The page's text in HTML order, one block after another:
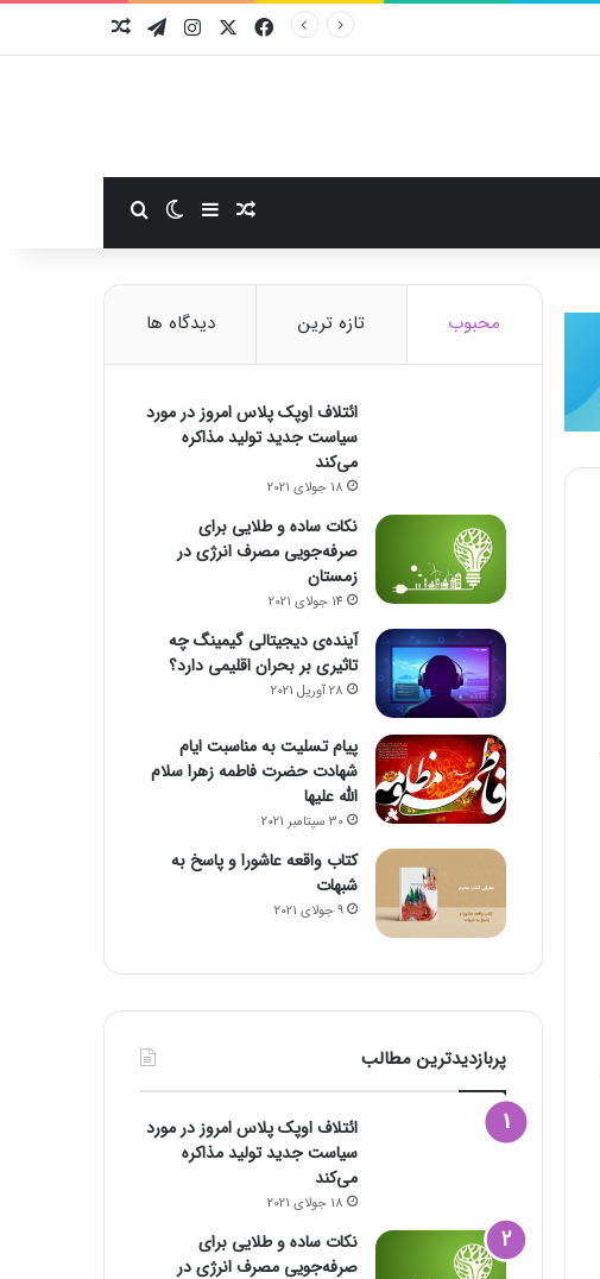
فیسبوکایکس اینستاگرام
تلگرام
نوشته تصادفی
سایدبارتغییر پوسته
محبوب تازه ترین دیدگاه ها
ائتلاف اوپک پلاس امروز در مورد
سیاست جدید تولید مذاکره
می‌کند
18 جولای 2021
نکات ساده و طلایی برای
صرفه‌جویی مصرف انرژی در
زمستان
14 جولای 2021
آینده‌ی دیجیتالی گیمینگ چه
تاثیری بر بحران اقلیمی دارد؟
28 آوریل 2021
پیام تسلیت به مناسبت ایام
شهادت حضرت فاطمه زهرا سلام
الله علیها
30 سپتامبر 2021
کتاب واقعه عاشورا و پاسخ به
شبهات
9 جولای 2021
پربازدیدترین مطالب
ائتلاف اوپک پلاس امروز در مورد
سیاست جدید تولید مذاکره
می‌کند
18 جولای 2021
نکات ساده و طلایی برای
صرفه‌جویی مصرف انرژی در